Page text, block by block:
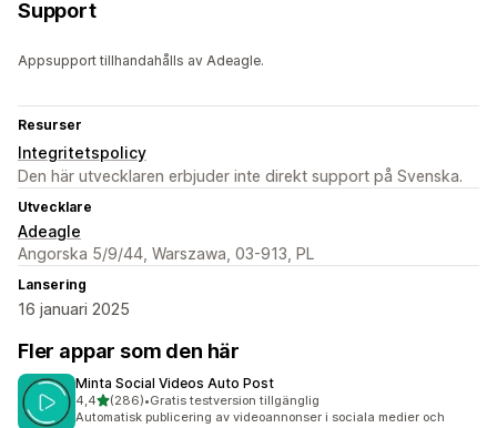
Support
Appsupport tillhandahålls av Adeagle.
Resurser
Integritetspolicy
Den här utvecklaren erbjuder inte direkt support på Svenska.
Utvecklare
Adeagle
Angorska 5/9/44, Warszawa, 03-913, PL
Lansering
16 januari 2025
Fler appar som den här
Minta Social Videos Auto Post
4,4av 5 stjärnor
(286)
286 recensioner totalt
•Gratis testversion tillgänglig
Automatisk publicering av videoannonser i sociala medier och